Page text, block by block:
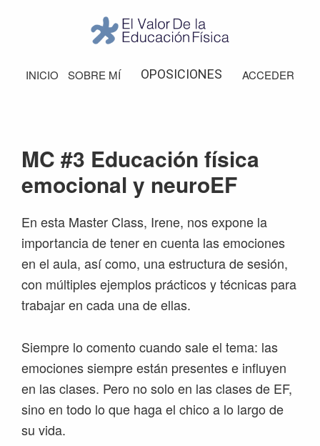
navegación
principal
barra
Valor
de
INICIO SOBRE MÍ OPOSICIONES ACCEDER
MC #3 Educación física
emocional y neuroEF
En esta Master Class, Irene, nos expone la
importancia de tener en cuenta las emociones
en el aula, así como, una estructura de sesión,
con múltiples ejemplos prácticos y técnicas para
trabajar en cada una de ellas.
Siempre lo comento cuando sale el tema: las
emociones siempre están presentes e influyen
en las clases. Pero no solo en las clases de EF,
sino en todo lo que haga el chico a lo largo de
su vida.